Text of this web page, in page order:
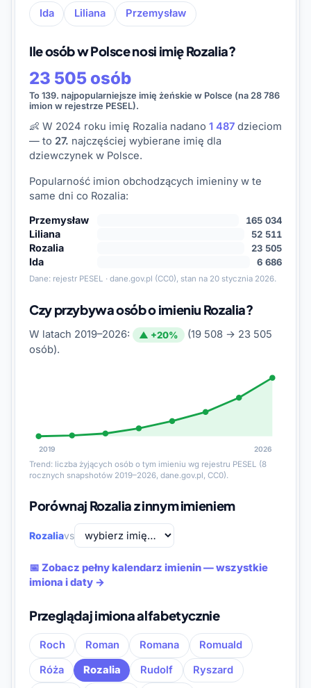
Ida Liliana Przemysław
Ile osób w Polsce nosi imię Rozalia?
23 505 osób
To 139. najpopularniejsze imię żeńskie w Polsce (na 28 786
imion w rejestrze PESEL).
👶 W 2024 roku imię Rozalia nadano 1 487 dzieciom
— to 27. najczęściej wybierane imię dla
dziewczynek w Polsce.
Popularność imion obchodzących imieniny w te
same dni co Rozalia:
Przemysław 165 034
Liliana 52 511
Rozalia 23 505
Ida 6 686
Dane: rejestr PESEL · dane.gov.pl (CC0), stan na 20 stycznia 2026.
Czy przybywa osób o imieniu Rozalia?
W latach 2019–2026: ▲ +20% (19 508 → 23 505
osób).
2019 2026
Trend: liczba żyjących osób o tym imieniu wg rejestru PESEL (8
rocznych snapshotów 2019–2026, dane.gov.pl, CC0).
Porównaj Rozalia z innym imieniem
Rozaliavs
📅 Zobacz pełny kalendarz imienin — wszystkie
imiona i daty →
Przeglądaj imiona alfabetycznie
Roch Roman Romana
Romuald
Róża
Rozalia Rudolf Ryszard